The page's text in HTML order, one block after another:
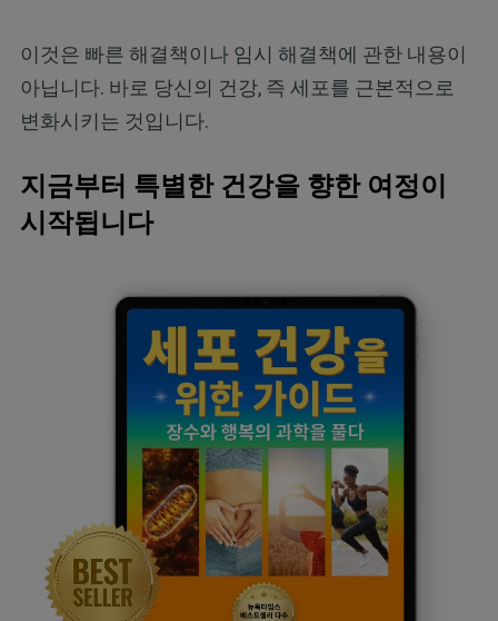
이것은 빠른 해결책이나 임시 해결책에 관한 내용이
아닙니다. 바로 당신의 건강, 즉 세포를 근본적으로
변화시키는 것입니다.
지금부터 특별한 건강을 향한 여정이
시작됩니다